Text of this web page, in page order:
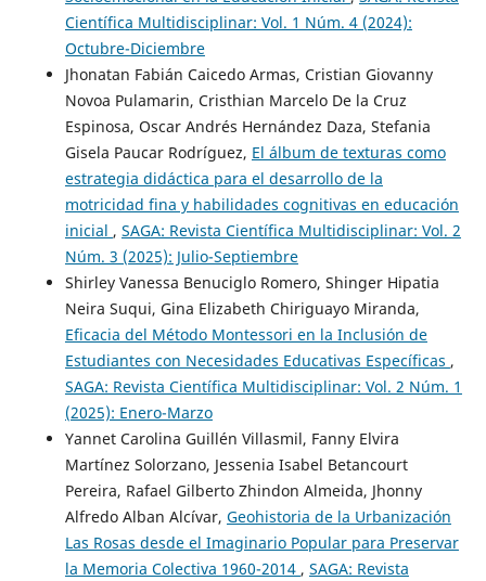
Científica Multidisciplinar: Vol. 1 Núm. 4 (2024):
Octubre-Diciembre
Jhonatan Fabián Caicedo Armas, Cristian Giovanny
Novoa Pulamarin, Cristhian Marcelo De la Cruz
Espinosa, Oscar Andrés Hernández Daza, Stefania
Gisela Paucar Rodríguez, El álbum de texturas como
estrategia didáctica para el desarrollo de la
motricidad fina y habilidades cognitivas en educación
inicial , SAGA: Revista Científica Multidisciplinar: Vol. 2
Núm. 3 (2025): Julio-Septiembre
Shirley Vanessa Benuciglo Romero, Shinger Hipatia
Neira Suqui, Gina Elizabeth Chiriguayo Miranda,
Eficacia del Método Montessori en la Inclusión de
Estudiantes con Necesidades Educativas Específicas ,
SAGA: Revista Científica Multidisciplinar: Vol. 2 Núm. 1
(2025): Enero-Marzo
Yannet Carolina Guillén Villasmil, Fanny Elvira
Martínez Solorzano, Jessenia Isabel Betancourt
Pereira, Rafael Gilberto Zhindon Almeida, Jhonny
Alfredo Alban Alcívar, Geohistoria de la Urbanización
Las Rosas desde el Imaginario Popular para Preservar
la Memoria Colectiva 1960-2014 , SAGA: Revista